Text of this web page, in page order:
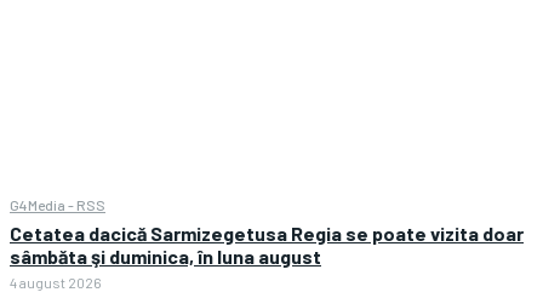
G4Media - RSS
Cetatea dacică Sarmizegetusa Regia se poate vizita doar
sâmbăta şi duminica, în luna august
4 august 2026